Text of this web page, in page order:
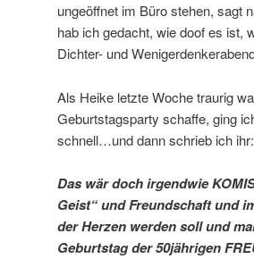
ungeöffnet im Büro stehen, sagt
hab ich gedacht, wie doof es ist,
Dichter- und
Als Heike letzte Woche traurig
Geburtstagsparty schaffe, ging
schnell…und dann schrieb ich ihr:
Das wär doch irgendwie
Geist“ und Freundschaft und
der Herzen werden soll und
Geburtstag der 50jährigen